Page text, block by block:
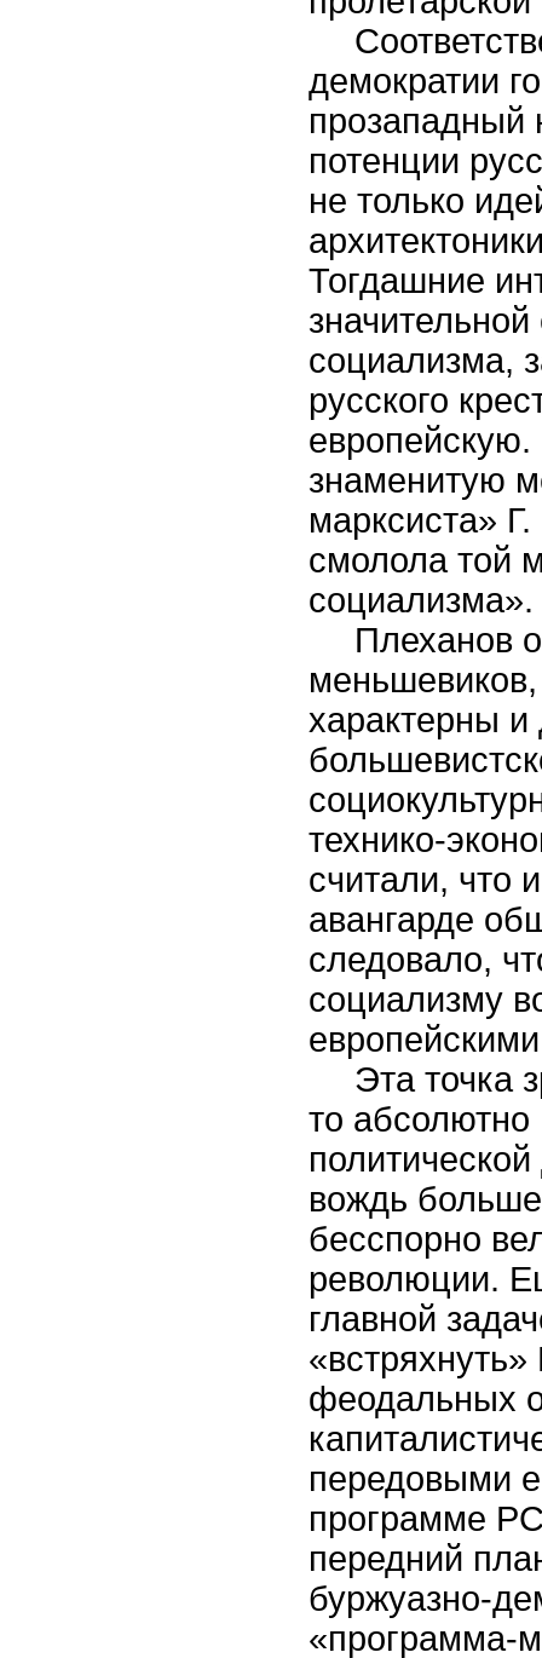
демократии
прозападный
потенции
не только
Тогдашние
социализма,
русского
знаменитую
марксиста»
смолола той
социализма».
Плеханов
характерны и
технико-
считали, что
авангарде
следовало,
социализму
Эта точка
то
вождь
бесспорно
революции.
главной
феодальных
передовыми
программе
передний
буржуазно-
«программа-